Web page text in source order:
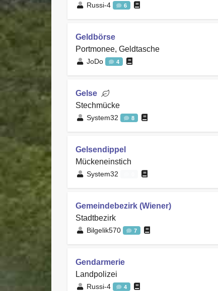
Russi-4 6
Geldbörse
Portmonee, Geldtasche
JoDo 4
Gelse
Stechmücke
System32 8
Gelsendippel
Mückeneinstich
System32
Gemeindebezirk (Wiener)
Stadtbezirk
Bilgelik570 7
Gendarmerie
Landpolizei
Russi-4 4